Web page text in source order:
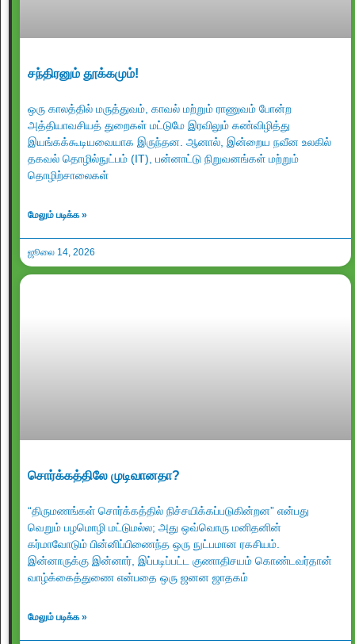
சந்திரனும் தூக்கமும்!
ஒரு காலத்தில் மருத்துவம், காவல் மற்றும் ராணுவம் போன்ற
அத்தியாவசியத் துறைகள் மட்டுமே இரவிலும் கண்விழித்து
இயங்கக்கூடியவையாக இருந்தன. ஆனால், இன்றைய நவீன உலகில்
தகவல் தொழில்நுட்பம் (IT), பன்னாட்டு நிறுவனங்கள் மற்றும்
தொழிற்சாலைகள்
மேலும் படிக்க »
ஜூலை 14, 2026
சொர்க்கத்திலே முடிவானதா?
“திருமணங்கள் சொர்க்கத்தில் நிச்சயிக்கப்படுகின்றன” என்பது
வெறும் பழமொழி மட்டுமல்ல; அது ஒவ்வொரு மனிதனின்
கர்மாவோடும் பின்னிப்பிணைந்த ஒரு நுட்பமான ரகசியம்.
இன்னாருக்கு இன்னார், இப்படிப்பட்ட குணாதிசயம் கொண்டவர்தான்
வாழ்க்கைத்துணை என்பதை ஒரு ஜனன ஜாதகம்
மேலும் படிக்க »